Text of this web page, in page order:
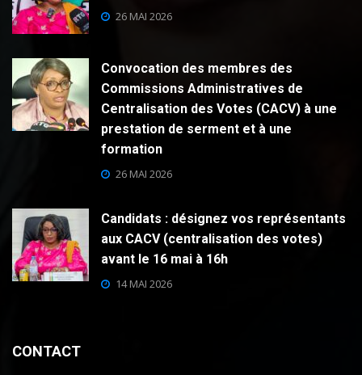
26 MAI 2026
Convocation des membres des
Commissions Administratives de
Centralisation des Votes (CACV) à une
prestation de serment et à une
formation
26 MAI 2026
Candidats : désignez vos représentants
aux CACV (centralisation des votes)
avant le 16 mai à 16h
14 MAI 2026
CONTACT